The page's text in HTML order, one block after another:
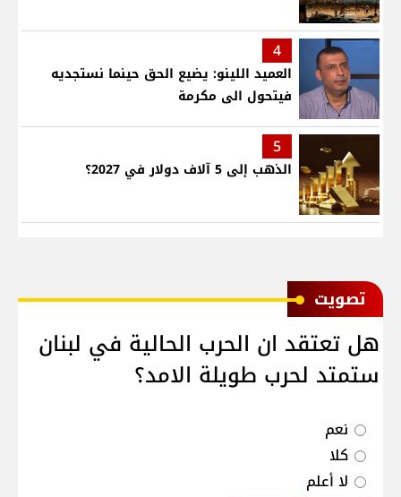
4
العميد اللينو: يضيع الحق حينما نستجديه
فيتحول الى مكرمة
5
الذهب إلى 5 آلاف دولار في 2027؟
ﺗﺼﻮﻳﺖ
هل تعتقد ان الحرب الحالية في لبنان
ستمتد لحرب طويلة الامد؟
نعم
كلا
لا أعلم